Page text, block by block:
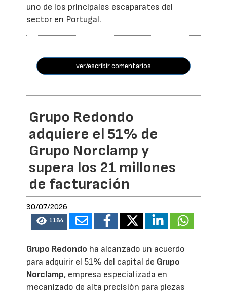
uno de los principales escaparates del
sector en Portugal.
ver/escribir comentarios
Grupo Redondo
adquiere el 51% de
Grupo Norclamp y
supera los 21 millones
de facturación
30/07/2026
1184
Grupo Redondo ha alcanzado un acuerdo
para adquirir el 51% del capital de Grupo
Norclamp, empresa especializada en
mecanizado de alta precisión para piezas